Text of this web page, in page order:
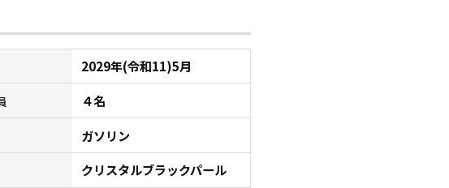
2029年(令和11)5月
４名
ガソリン
クリスタルブラックパール